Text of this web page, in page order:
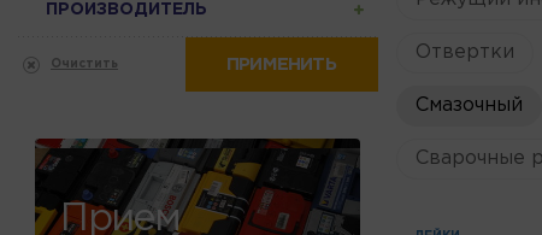
ПРОИЗВОДИТЕЛЬ
Очистить ПРИМЕНИТЬ
Прием
Отвертки
Смазочный
Сварочные